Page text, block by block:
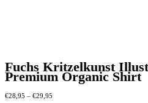
Fuchs Kritzelkunst
Premium Organic Shirt
€28,95 – €29,95